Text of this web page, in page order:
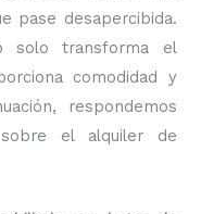
pase desapercibida.
solo transforma el
comodidad y
respondemos
sobre el alquiler de